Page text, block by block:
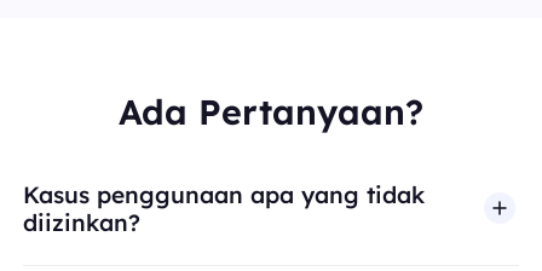
Ada Pertanyaan?
Kasus penggunaan apa yang tidak
diizinkan?